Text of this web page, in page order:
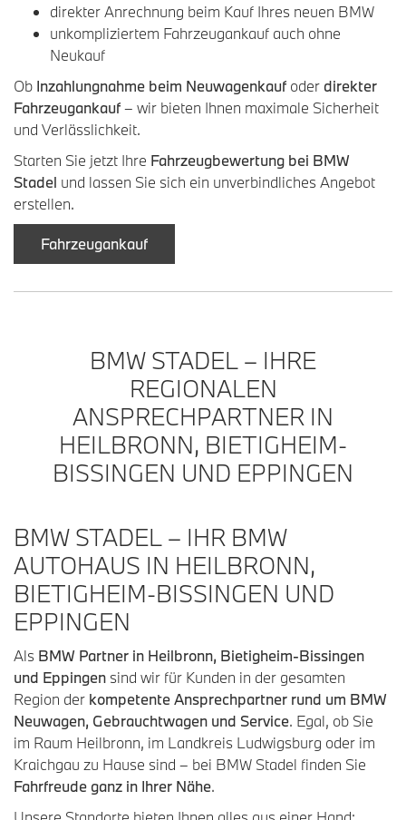
direkter Anrechnung beim Kauf Ihres neuen BMW
unkompliziertem Fahrzeugankauf auch ohne
Neukauf
Ob Inzahlungnahme beim Neuwagenkauf oder direkter
Fahrzeugankauf– wir bieten Ihnen maximale Sicherheit
und Verlässlichkeit.
Starten Sie jetzt Ihre Fahrzeugbewertung bei BMW
Stadel und lassen Sie sich ein unverbindliches Angebot
erstellen.
Fahrzeugankauf
BMW STADEL – IHRE
REGIONALEN
ANSPRECHPARTNER IN
HEILBRONN, BIETIGHEIM-
BISSINGEN UND EPPINGEN
BMW STADEL – IHR BMW
AUTOHAUS IN HEILBRONN,
BIETIGHEIM-BISSINGEN UND
EPPINGEN
Als BMW Partner in Heilbronn, Bietigheim-Bissingen
und Eppingen sind wir für Kunden in der gesamten
Region der kompetente Ansprechpartner rund um BMW
Neuwagen, Gebrauchtwagen und Service. Egal, ob Sie
im Raum Heilbronn, im Landkreis Ludwigsburg oder im
Kraichgau zu Hause sind – bei BMW Stadel finden Sie
Fahrfreude ganz in Ihrer Nähe.